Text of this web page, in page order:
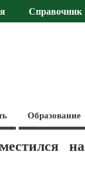
Справочник
Образование